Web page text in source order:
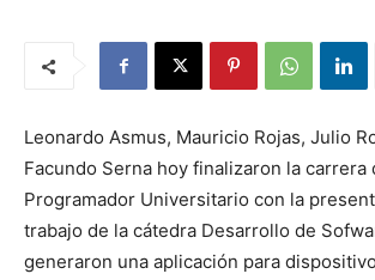
Leonardo Asmus, Mauricio Rojas, Julio
Facundo Serna hoy finalizaron la carrera
Programador Universitario con la
trabajo de la cátedra Desarrollo de
generaron una aplicación para